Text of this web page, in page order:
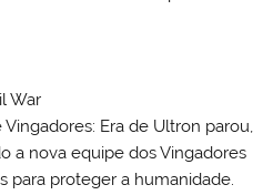
War
Era de Ultron parou,
a nova equipe dos Vingadores
para proteger a humanidade.